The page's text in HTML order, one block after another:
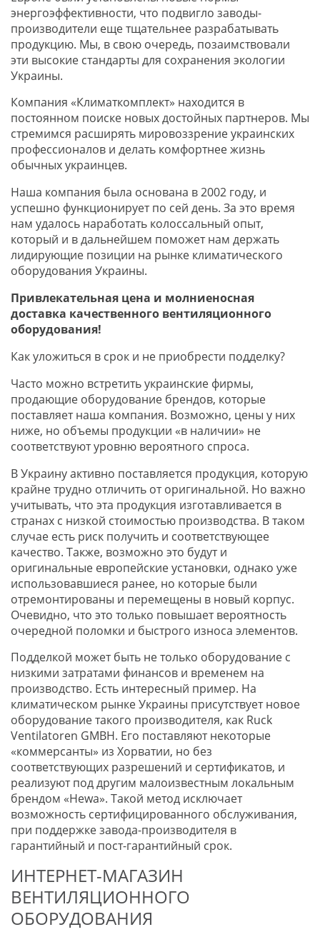
энергоэффективности, что подвигло заводы-
производители еще тщательнее разрабатывать
продукцию. Мы, в свою очередь, позаимствовали
эти высокие стандарты для сохранения экологии
Украины.
Компания «Климаткомплект» находится в
постоянном поиске новых достойных партнеров. Мы
стремимся расширять мировоззрение украинских
профессионалов и делать комфортнее жизнь
обычных украинцев.
Наша компания была основана в 2002 году, и
успешно функционирует по сей день. За это время
нам удалось наработать колоссальный опыт,
который и в дальнейшем поможет нам держать
лидирующие позиции на рынке климатического
оборудования Украины.
Привлекательная цена и молниеносная
доставка качественного вентиляционного
оборудования!
Как уложиться в срок и не приобрести подделку?
Часто можно встретить украинские фирмы,
продающие оборудование брендов, которые
поставляет наша компания. Возможно, цены у них
ниже, но объемы продукции «в наличии» не
соответствуют уровню вероятного спроса.
В Украину активно поставляется продукция, которую
крайне трудно отличить от оригинальной. Но важно
учитывать, что эта продукция изготавливается в
странах с низкой стоимостью производства. В таком
случае есть риск получить и соответствующее
качество. Также, возможно это будут и
оригинальные европейские установки, однако уже
использовавшиеся ранее, но которые были
отремонтированы и перемещены в новый корпус.
Очевидно, что это только повышает вероятность
очередной поломки и быстрого износа элементов.
Подделкой может быть не только оборудование с
низкими затратами финансов и временем на
производство. Есть интересный пример. На
климатическом рынке Украины присутствует новое
оборудование такого производителя, как Ruck
Ventilatoren GMBH. Его поставляют некоторые
«коммерсанты» из Хорватии, но без
соответствующих разрешений и сертификатов, и
реализуют под другим малоизвестным локальным
брендом «Hewa». Такой метод исключает
возможность сертифицированного обслуживания,
при поддержке завода-производителя в
гарантийный и пост-гарантийный срок.
ИНТЕРНЕТ-МАГАЗИН
ВЕНТИЛЯЦИОННОГО
ОБОРУДОВАНИЯ